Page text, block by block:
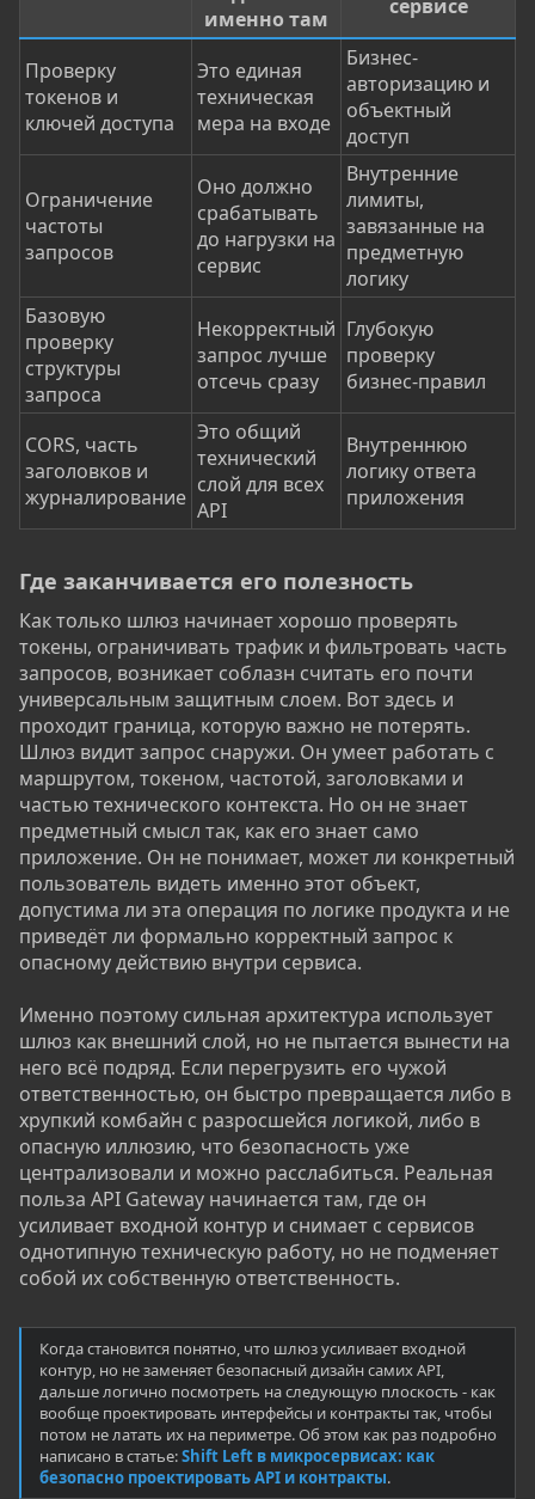
именно там
сервисе
Проверку
токенов и
ключей доступа
Это единая
техническая
мера на входе
Бизнес-
авторизацию и
объектный
доступ
Ограничение
частоты
запросов
Оно должно
срабатывать
до нагрузки на
сервис
Внутренние
лимиты,
завязанные на
предметную
логику
Базовую
проверку
структуры
запроса
Некорректный
запрос лучше
отсечь сразу
Глубокую
проверку
бизнес-правил
CORS, часть
заголовков и
журналирование
Это общий
технический
слой для всех
API
Внутреннюю
логику ответа
приложения
Где заканчивается его полезность​
Как только шлюз начинает хорошо проверять
токены, ограничивать трафик и фильтровать часть
запросов, возникает соблазн считать его почти
универсальным защитным слоем. Вот здесь и
проходит граница, которую важно не потерять.
Шлюз видит запрос снаружи. Он умеет работать с
маршрутом, токеном, частотой, заголовками и
частью технического контекста. Но он не знает
предметный смысл так, как его знает само
приложение. Он не понимает, может ли конкретный
пользователь видеть именно этот объект,
допустима ли эта операция по логике продукта и не
приведёт ли формально корректный запрос к
опасному действию внутри сервиса.
Именно поэтому сильная архитектура использует
шлюз как внешний слой, но не пытается вынести на
него всё подряд. Если перегрузить его чужой
ответственностью, он быстро превращается либо в
хрупкий комбайн с разросшейся логикой, либо в
опасную иллюзию, что безопасность уже
централизовали и можно расслабиться. Реальная
польза API Gateway начинается там, где он
усиливает входной контур и снимает с сервисов
однотипную техническую работу, но не подменяет
собой их собственную ответственность.
Когда становится понятно, что шлюз усиливает входной
контур, но не заменяет безопасный дизайн самих API,
дальше логично посмотреть на следующую плоскость - как
вообще проектировать интерфейсы и контракты так, чтобы
потом не латать их на периметре. Об этом как раз подробно
написано в статье:Shift Left в микросервисах: как
безопасно проектировать API и контракты.